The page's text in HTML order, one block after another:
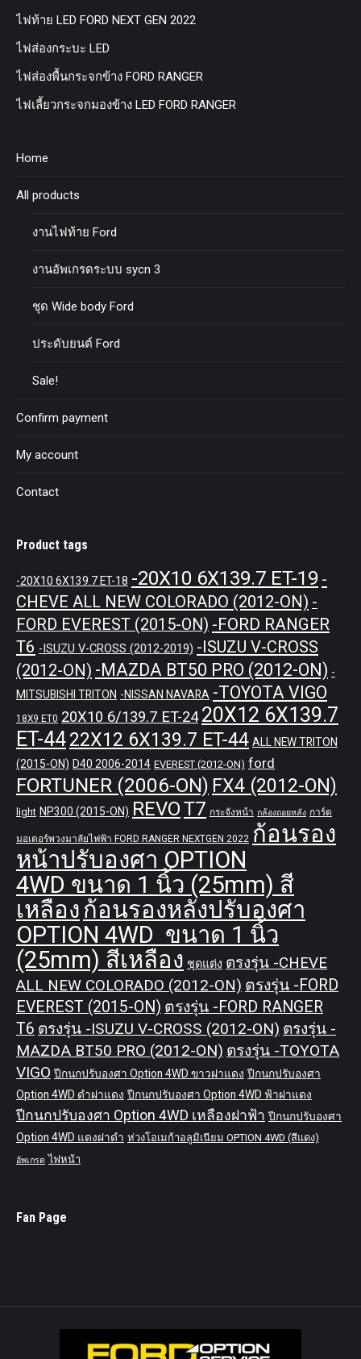
ไฟท้าย LED FORD NEXT GEN 2022
ไฟส่องกระบะ LED
ไฟส่องพื้นกระจกข้าง FORD RANGER
ไฟเลี้ยวกระจกมองข้าง LED FORD RANGER
Home
All products
งานไฟท้าย Ford
งานอัพเกรดระบบ sycn 3
ชุด Wide body Ford
ประดับยนต์ Ford
Sale!
Confirm payment
My account
Contact
Product tags
-20X10 6X139.7 ET-18 -20X10 6X139.7 ET-19 -
CHEVE ALL NEW COLORADO (2012-ON) -
FORD EVEREST (2015-ON) -FORD RANGER
T6 -ISUZU V-CROSS (2012-2019) -ISUZU V-CROSS
(2012-ON) -MAZDA BT50 PRO (2012-ON) -
MITSUBISHI TRITON -NISSAN NAVARA -TOYOTA VIGO
18X9 ET0 20X10 6/139.7 ET-24 20X12 6X139.7
ET-4422X12 6X139.7 ET-44 ALL NEW TRITON
(2015-ON) D40 2006-2014 EVEREST (2012-ON) ford
FORTUNER (2006-ON) FX4 (2012-ON)
light NP300 (2015-ON) REVOT7 กระจังหน้า กล้องถอยหลัง การ์ด
มอเตอร์พวงมาลัยไฟฟ้า FORD RANGER NEXTGEN 2022 ก้อนรอง
หน้าปรับองศา OPTION
4WD ขนาด 1 นิ้ว (25mm) สี
เหลือง ก้อนรองหลังปรับองศา
OPTION 4WD ขนาด 1 นิ้ว
(25mm) สีเหลือง ชุดแต่ง ตรงรุ่น -CHEVE
ALL NEW COLORADO (2012-ON) ตรงรุ่น -FORD
EVEREST (2015-ON) ตรงรุ่น -FORD RANGER
T6 ตรงรุ่น -ISUZU V-CROSS (2012-ON) ตรงรุ่น -
MAZDA BT50 PRO (2012-ON) ตรงรุ่น -TOYOTA
VIGO ปีกนกปรับองศา Option 4WD ขาวฝาแดง ปีกนกปรับองศา
Option 4WD ดำฝาแดง ปีกนกปรับองศา Option 4WD ฟ้าฝาแดง
ปีกนกปรับองศา Option 4WD เหลืองฝาฟ้า ปีกนกปรับองศา
Option 4WD แดงฝาดำ ห่วงโอเมก้าอลูมิเนียม OPTION 4WD (สีแดง)
อัพเกรด ไฟหน้า
Fan Page